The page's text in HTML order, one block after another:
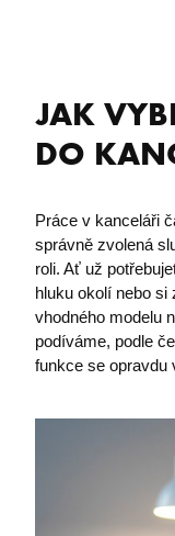
JAK
DO
Práce v kanceláři
správně zvolená
roli. Ať už
hluku okolí nebo
vhodného modelu
podíváme, podle
funkce se opravdu